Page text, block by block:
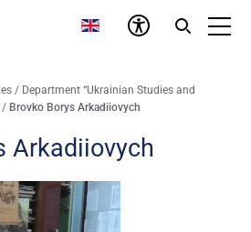
/ Department “Ukrainian Studies and
/ Brovko Borys Arkadiiovych
Arkadiiovych